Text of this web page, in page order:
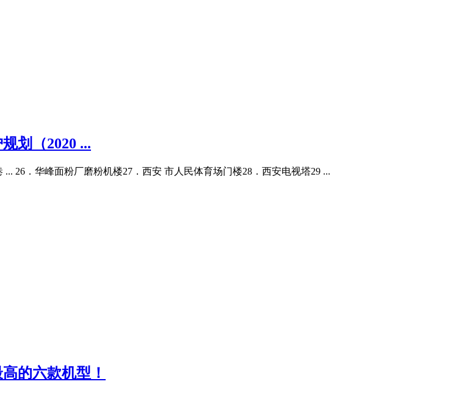
划（2020 ...
26．华峰面粉厂磨粉机楼27．西安 市人民体育场门楼28．西安电视塔29 ...
的六款机型！